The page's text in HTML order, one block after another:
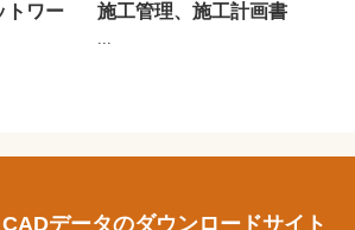
トワー
施工管理、施工計画書
...
データのダウンロードサイト